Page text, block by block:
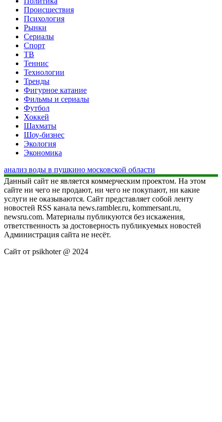
Происшествия
Психология
Рынки
Сериалы
Спорт
ТВ
Теннис
Технологии
Тренды
Фигурное катание
Фильмы и сериалы
Футбол
Хоккей
Шахматы
Шоу-бизнес
Экология
Экономика
анализ воды в пушкино московской области
Данный сайт не является коммерческим проектом. На этом
сайте ни чего не продают, ни чего не покупают, ни какие
услуги не оказываются. Сайт представляет собой ленту
новостей RSS канала news.rambler.ru, kommersant.ru,
newsru.com. Материалы публикуются без искажения,
ответственность за достоверность публикуемых новостей
Администрация сайта не несёт.
Сайт от psikhoter @ 2024